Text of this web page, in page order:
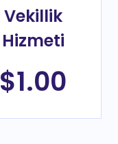
Vekillik
Hizmeti
$1.00